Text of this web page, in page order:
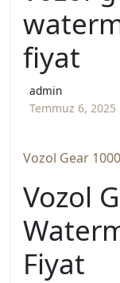
fiyat
admin
Temmuz 6, 2025
Vozol Gear
Vozol
Fiyat